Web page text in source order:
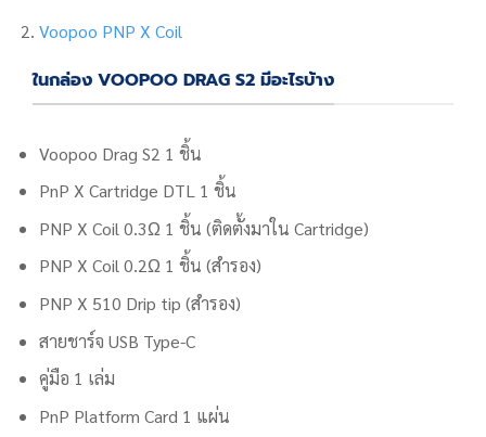
Voopoo PNP X Coil
ในกล่อง VOOPOO DRAG S2 มีอะไรบ้าง
Voopoo Drag S2 1 ชิ้น
PnP X Cartridge DTL 1 ชิ้น
PNP X Coil 0.3Ω 1 ชิ้น (ติดตั้งมาใน Cartridge)
PNP X Coil 0.2Ω 1 ชิ้น (สำรอง)
PNP X 510 Drip tip (สำรอง)
สายชาร์จ USB Type-C
คู่มือ 1 เล่ม
PnP Platform Card 1 แผ่น